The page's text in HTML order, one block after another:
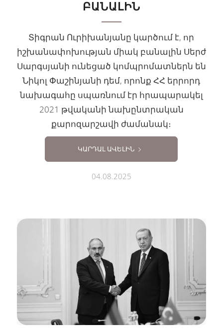
ԲԱՆԱԼԻՆ
Տիգրան Ուրիխանյանը կարծում է, որ
իշխանափոխության միակ բանալին Սերժ
Սարգսյանի ունեցած կոմպրոմատներն են
Նիկոլ Փաշինյանի դեմ, որոնք ՀՀ երրորդ
նախագահը սպառնում էր հրապարակել
2021 թվականի նախընտրական
քարոզարշավի ժամանակ։
ԿԱՐԴԱԼ ԱՎԵԼԻՆ
04.08.2025